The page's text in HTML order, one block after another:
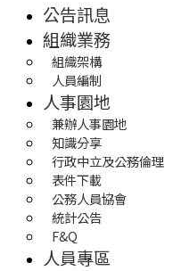
公告訊息
組織業務
組織架構
人員編制
人事園地
兼辦人事園地
知識分享
行政中立及公務倫理
表件下載
公務人員協會
統計公告
F&Q
人員專區